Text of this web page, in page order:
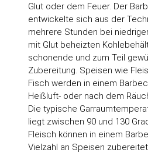
Glut oder dem Feuer. Der
entwickelte sich aus der
mehrere Stunden bei
mit Glut beheizten
schonende und zum Teil
Zubereitung. Speisen wie
Fisch werden in einem
Heißluft- oder nach dem
Die typische
liegt zwischen 90 und 130
Fleisch können in einem
Vielzahl an Speisen